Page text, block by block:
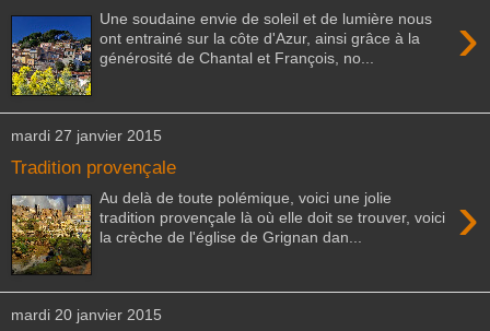
›
Une soudaine envie de soleil et de lumière nous
ont entrainé sur la côte d'Azur, ainsi grâce à la
générosité de Chantal et François, no...
mardi 27 janvier 2015
Tradition provençale
›
Au delà de toute polémique, voici une jolie
tradition provençale là où elle doit se trouver, voici
la crèche de l'église de Grignan dan...
mardi 20 janvier 2015